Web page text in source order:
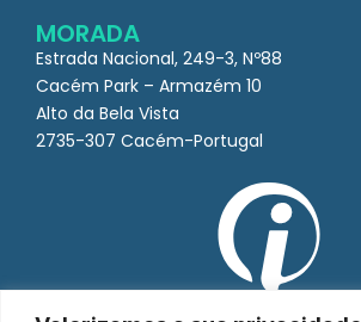
MORADA
Estrada Nacional, 249-3, Nº88
Cacém Park – Armazém 10
Alto da Bela Vista
2735-307 Cacém-Portugal